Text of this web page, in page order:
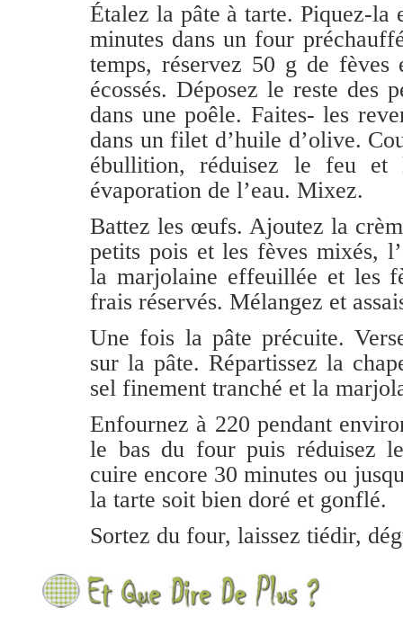
Étalez la pâte à tarte. Piquez-la
minutes dans un four
temps, réservez 50 g de
écossés. Déposez le reste des
dans une poêle. Faites- les
dans un filet d’huile d’olive.
ébullition, réduisez le feu et
évaporation de l’eau. Mixez.
Battez les œufs. Ajoutez la
petits pois et les fèves mixés,
la marjolaine effeuillée et les
frais réservés. Mélangez et
Une fois la pâte précuite.
sur la pâte. Répartissez la
sel finement tranché et la
Enfournez à 220 pendant
le bas du four puis réduisez
cuire encore 30 minutes ou
la tarte soit bien doré et gonflé.
Sortez du four, laissez tiédir,